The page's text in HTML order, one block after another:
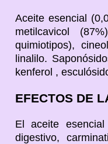
Aceite esencial
metilcavicol
quimiotipos),
linalilo.
kenferol ,
EFECTOS DE
El aceite
digestivo,